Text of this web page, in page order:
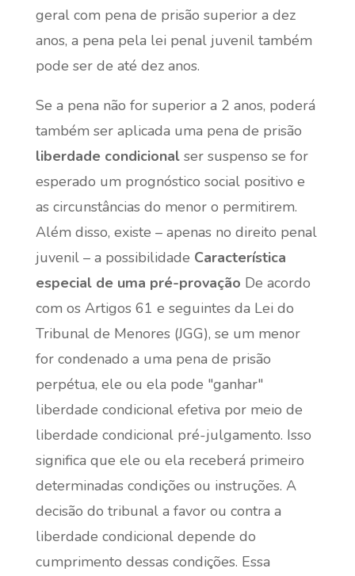
geral com pena de prisão superior a dez
anos, a pena pela lei penal juvenil também
pode ser de até dez anos.
Se a pena não for superior a 2 anos, poderá
também ser aplicada uma pena de prisão
liberdade condicionalser suspenso se for
esperado um prognóstico social positivo e
as circunstâncias do menor o permitirem.
Além disso, existe – apenas no direito penal
juvenil – a possibilidade Característica
especial de uma pré-provação De acordo
com os Artigos 61 e seguintes da Lei do
Tribunal de Menores (JGG), se um menor
for condenado a uma pena de prisão
perpétua, ele ou ela pode "ganhar"
liberdade condicional efetiva por meio de
liberdade condicional pré-julgamento. Isso
significa que ele ou ela receberá primeiro
determinadas condições ou instruções. A
decisão do tribunal a favor ou contra a
liberdade condicional depende do
cumprimento dessas condições. Essa